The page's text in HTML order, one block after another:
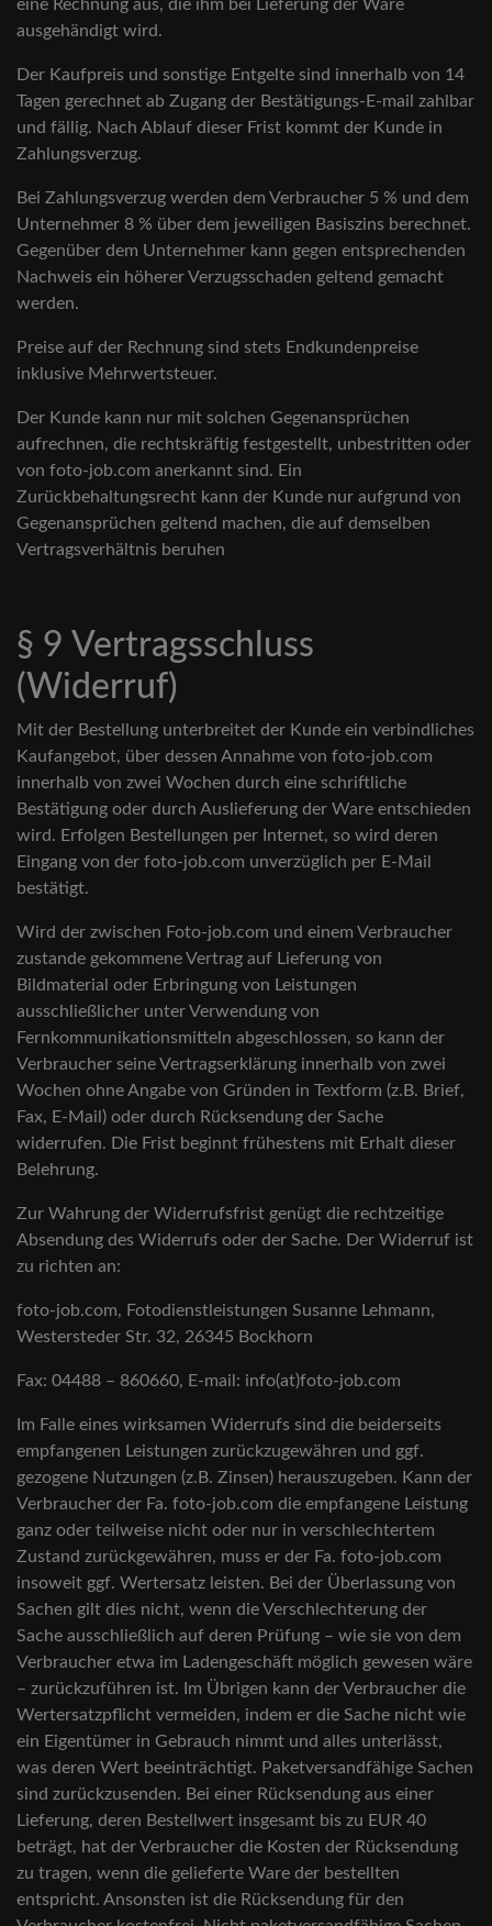
eine Rechnung aus, die ihm bei Lieferung der Ware
ausgehändigt wird.
Der Kaufpreis und sonstige Entgelte sind innerhalb von 14
Tagen gerechnet ab Zugang der Bestätigungs-E-mail zahlbar
und fällig. Nach Ablauf dieser Frist kommt der Kunde in
Zahlungsverzug.
Bei Zahlungsverzug werden dem Verbraucher 5 % und dem
Unternehmer 8 % über dem jeweiligen Basiszins berechnet.
Gegenüber dem Unternehmer kann gegen entsprechenden
Nachweis ein höherer Verzugsschaden geltend gemacht
werden.
Preise auf der Rechnung sind stets Endkundenpreise
inklusive Mehrwertsteuer.
Der Kunde kann nur mit solchen Gegenansprüchen
aufrechnen, die rechtskräftig festgestellt, unbestritten oder
von foto-job.com anerkannt sind. Ein
Zurückbehaltungsrecht kann der Kunde nur aufgrund von
Gegenansprüchen geltend machen, die auf demselben
Vertragsverhältnis beruhen
§ 9 Vertragsschluss
(Widerruf)
Mit der Bestellung unterbreitet der Kunde ein verbindliches
Kaufangebot, über dessen Annahme von foto-job.com
innerhalb von zwei Wochen durch eine schriftliche
Bestätigung oder durch Auslieferung der Ware entschieden
wird. Erfolgen Bestellungen per Internet, so wird deren
Eingang von der foto-job.com unverzüglich per E-Mail
bestätigt.
Wird der zwischen Foto-job.com und einem Verbraucher
zustande gekommene Vertrag auf Lieferung von
Bildmaterial oder Erbringung von Leistungen
ausschließlicher unter Verwendung von
Fernkommunikationsmitteln abgeschlossen, so kann der
Verbraucher seine Vertragserklärung innerhalb von zwei
Wochen ohne Angabe von Gründen in Textform (z.B. Brief,
Fax, E-Mail) oder durch Rücksendung der Sache
widerrufen. Die Frist beginnt frühestens mit Erhalt dieser
Belehrung.
Zur Wahrung der Widerrufsfrist genügt die rechtzeitige
Absendung des Widerrufs oder der Sache. Der Widerruf ist
zu richten an:
foto-job.com, Fotodienstleistungen Susanne Lehmann,
Westersteder Str. 32, 26345 Bockhorn
Fax: 04488 – 860660, E-mail: info(at)foto-job.com
Im Falle eines wirksamen Widerrufs sind die beiderseits
empfangenen Leistungen zurückzugewähren und ggf.
gezogene Nutzungen (z.B. Zinsen) herauszugeben. Kann der
Verbraucher der Fa. foto-job.com die empfangene Leistung
ganz oder teilweise nicht oder nur in verschlechtertem
Zustand zurückgewähren, muss er der Fa. foto-job.com
insoweit ggf. Wertersatz leisten. Bei der Überlassung von
Sachen gilt dies nicht, wenn die Verschlechterung der
Sache ausschließlich auf deren Prüfung – wie sie von dem
Verbraucher etwa im Ladengeschäft möglich gewesen wäre
– zurückzuführen ist. Im Übrigen kann der Verbraucher die
Wertersatzpflicht vermeiden, indem er die Sache nicht wie
ein Eigentümer in Gebrauch nimmt und alles unterlässt,
was deren Wert beeinträchtigt. Paketversandfähige Sachen
sind zurückzusenden. Bei einer Rücksendung aus einer
Lieferung, deren Bestellwert insgesamt bis zu EUR 40
beträgt, hat der Verbraucher die Kosten der Rücksendung
zu tragen, wenn die gelieferte Ware der bestellten
entspricht. Ansonsten ist die Rücksendung für den